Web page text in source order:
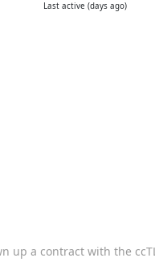
Last active (days ago)
up a contract with the